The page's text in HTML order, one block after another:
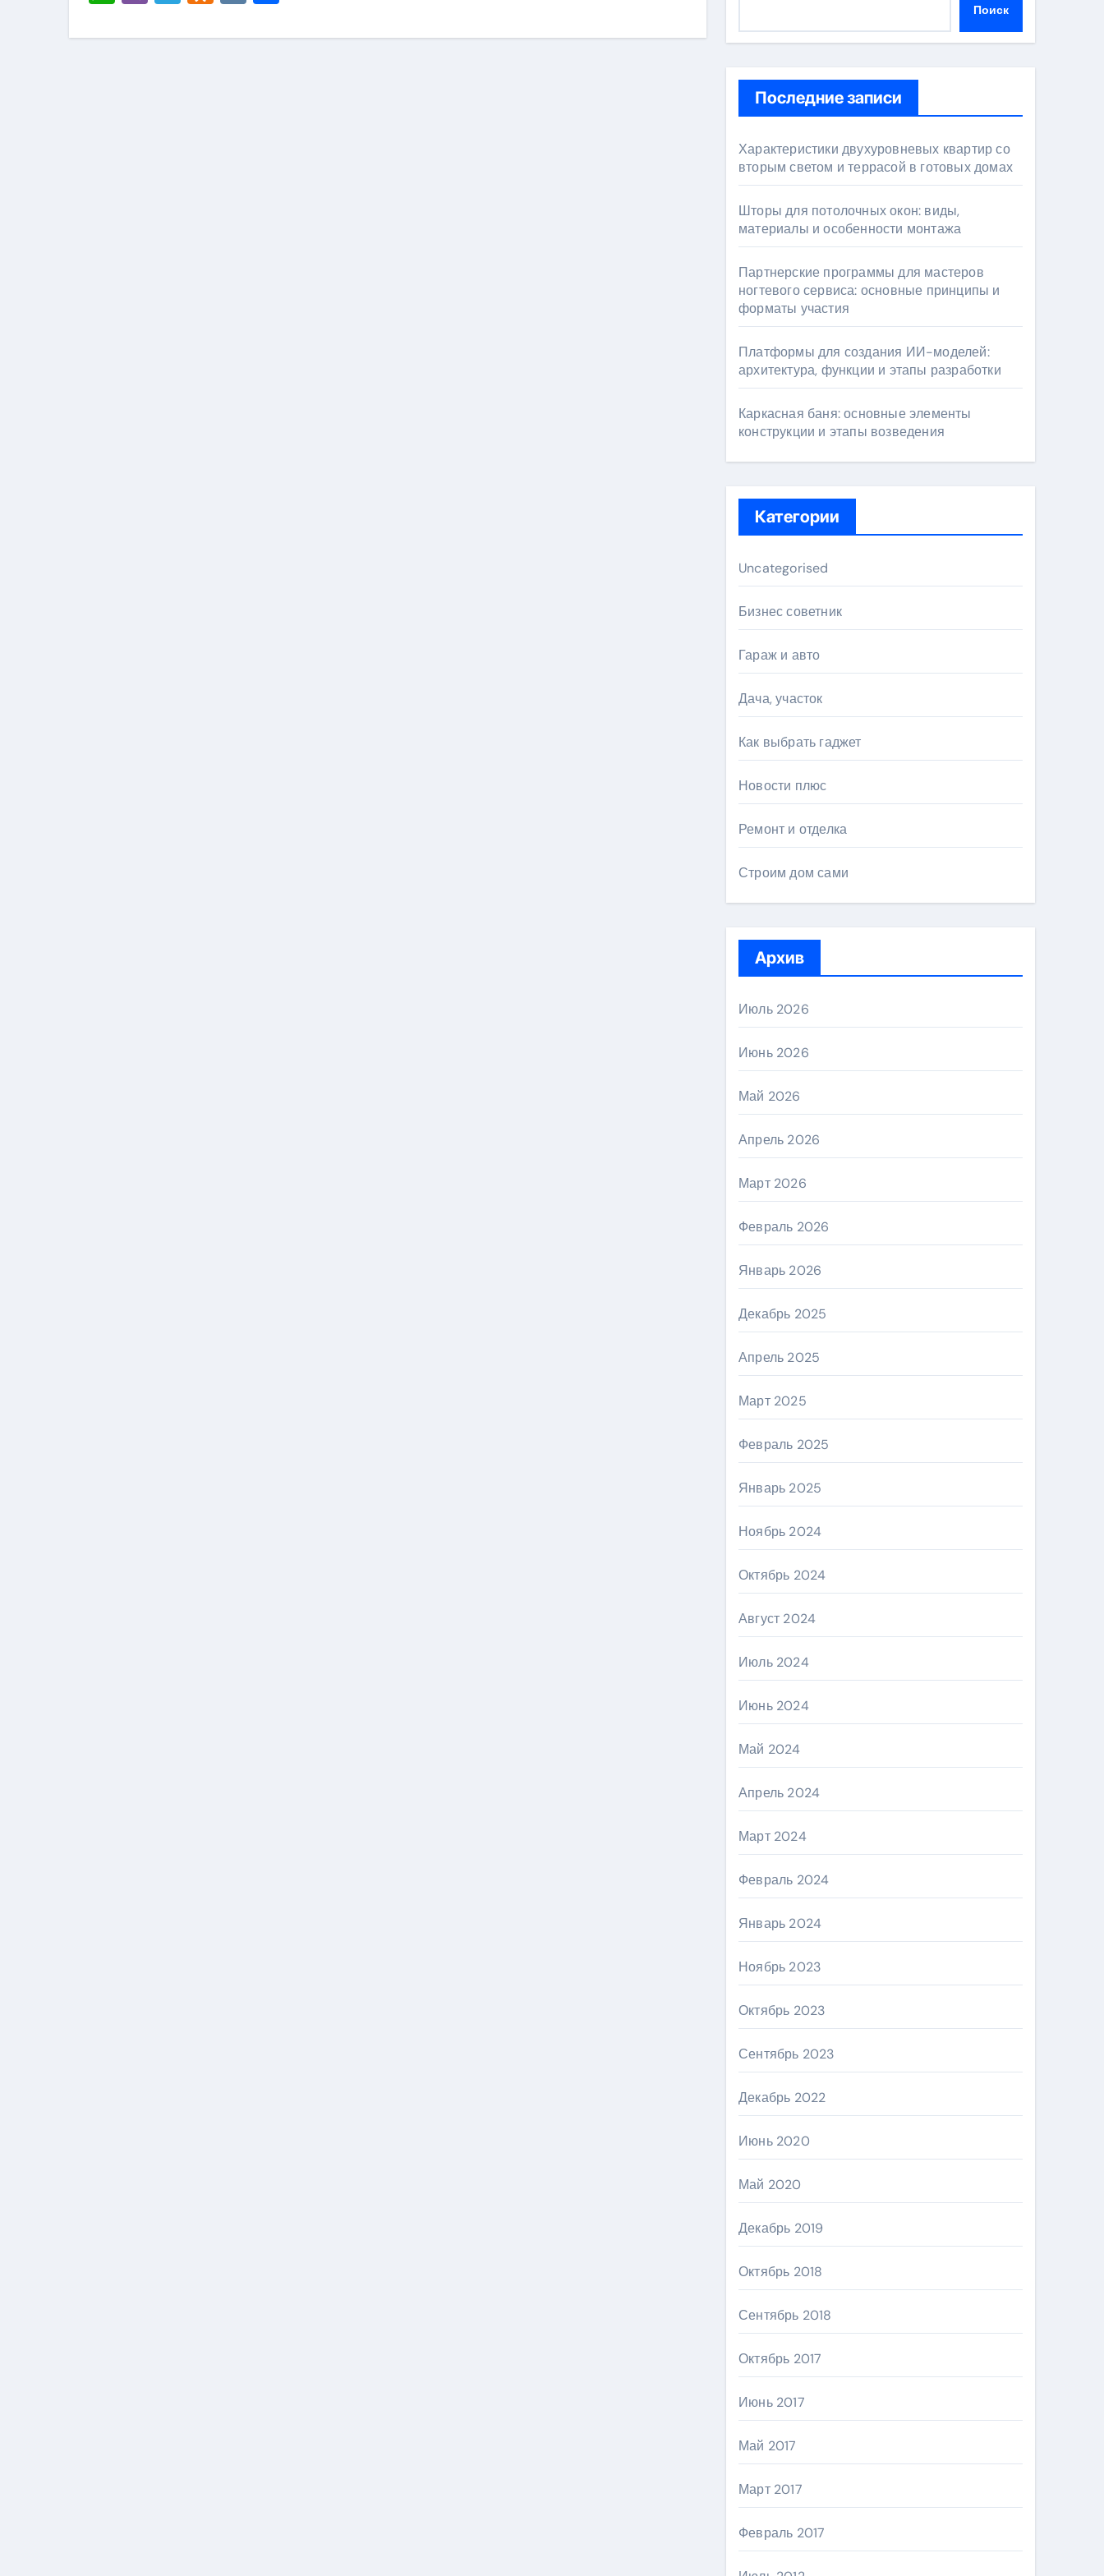
Поиск
Последние записи
Характеристики двухуровневых квартир со
вторым светом и террасой в готовых домах
Шторы для потолочных окон: виды,
материалы и особенности монтажа
Партнерские программы для мастеров
ногтевого сервиса: основные принципы и
форматы участия
Платформы для создания ИИ-моделей:
архитектура, функции и этапы разработки
Каркасная баня: основные элементы
конструкции и этапы возведения
Категории
Uncategorised
Бизнес советник
Гараж и авто
Дача, участок
Как выбрать гаджет
Новости плюс
Ремонт и отделка
Строим дом сами
Архив
Июль 2026
Июнь 2026
Май 2026
Апрель 2026
Март 2026
Февраль 2026
Январь 2026
Декабрь 2025
Апрель 2025
Март 2025
Февраль 2025
Январь 2025
Ноябрь 2024
Октябрь 2024
Август 2024
Июль 2024
Июнь 2024
Май 2024
Апрель 2024
Март 2024
Февраль 2024
Январь 2024
Ноябрь 2023
Октябрь 2023
Сентябрь 2023
Декабрь 2022
Июнь 2020
Май 2020
Декабрь 2019
Октябрь 2018
Сентябрь 2018
Октябрь 2017
Июнь 2017
Май 2017
Март 2017
Февраль 2017